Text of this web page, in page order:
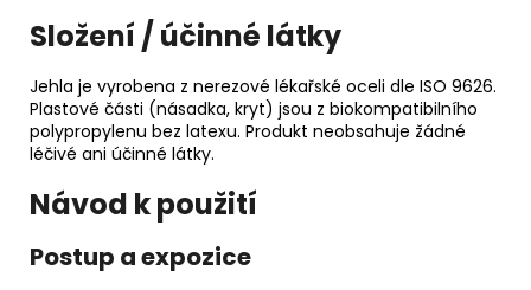
Složení / účinné látky
Jehla je vyrobena z nerezové lékařské oceli dle ISO 9626.
Plastové části (násadka, kryt) jsou z biokompatibilního
polypropylenu bez latexu. Produkt neobsahuje žádné
léčivé ani účinné látky.
Návod k použití
Postup a expozice